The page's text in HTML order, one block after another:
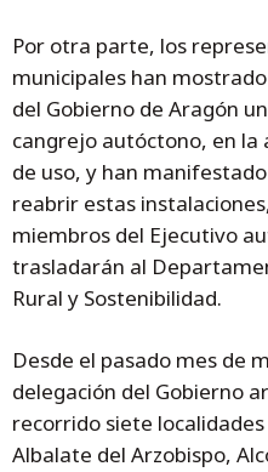
Por otra parte, los
municipales han
del Gobierno de Aragón
cangrejo autóctono, en la
de uso, y han
reabrir estas
miembros del Ejecutivo
trasladarán al
Rural y Sostenibilidad.
Desde el pasado mes de
delegación del Gobierno
recorrido siete
Albalate del Arzobispo,